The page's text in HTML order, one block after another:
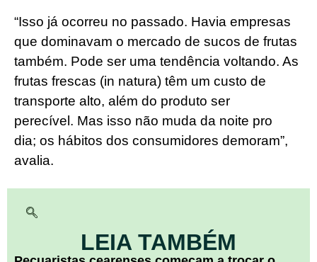
“Isso já ocorreu no passado. Havia empresas
que dominavam o mercado de sucos de frutas
também. Pode ser uma tendência voltando. As
frutas frescas (in natura) têm um custo de
transporte alto, além do produto ser
perecível. Mas isso não muda da noite pro
dia; os hábitos dos consumidores demoram”,
avalia.
LEIA TAMBÉM